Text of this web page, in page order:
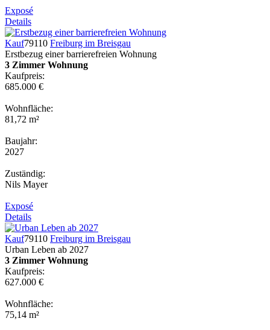
Exposé
Details
Kauf79110 Freiburg im Breisgau
Erstbezug einer barrierefreien Wohnung
3 Zimmer Wohnung
Kaufpreis:
685.000 €
Wohnfläche:
81,72 m²
Baujahr:
2027
Zuständig:
Nils Mayer
Exposé
Details
Kauf79110 Freiburg im Breisgau
Urban Leben ab 2027
3 Zimmer Wohnung
Kaufpreis:
627.000 €
Wohnfläche:
75,14 m²